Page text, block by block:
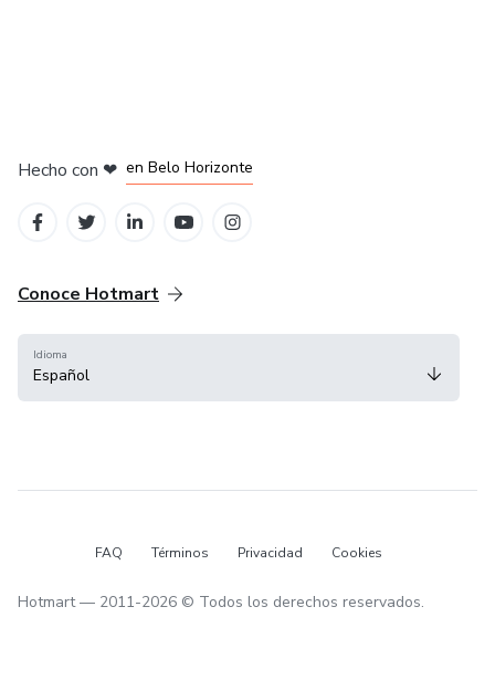
Hecho con ❤ en Belo Horizonte
Conoce Hotmart
Idioma
Español
FAQ Términos Privacidad Cookies
Hotmart — 2011-2026 © Todos los derechos reservados.